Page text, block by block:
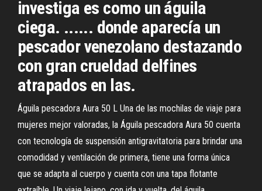
investiga es como un águila
ciega. ...... donde aparecía un
pescador venezolano destazando
con gran crueldad delfines
atrapados en las.
Águila pescadora Aura 50 L Una de las mochilas de viaje para
mujeres mejor valoradas, la Águila pescadora Aura 50 cuenta
con tecnología de suspensión antigravitatoria para brindar una
comodidad y ventilación de primera, tiene una forma única
que se adapta al cuerpo y cuenta con una tapa flotante